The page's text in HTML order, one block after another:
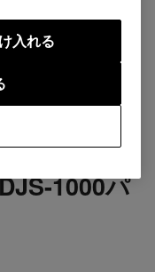
グは見逃せませ
1000パ
入れる